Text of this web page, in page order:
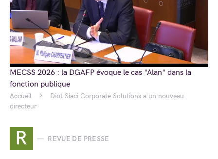
Accueil
Diot Siaci Corporate Solutions a un nouveau
directeur
R REVUE DE PRESSE
MECSS 2026 : la DGAFP évoque le cas "Alan" dans la
fonction publique